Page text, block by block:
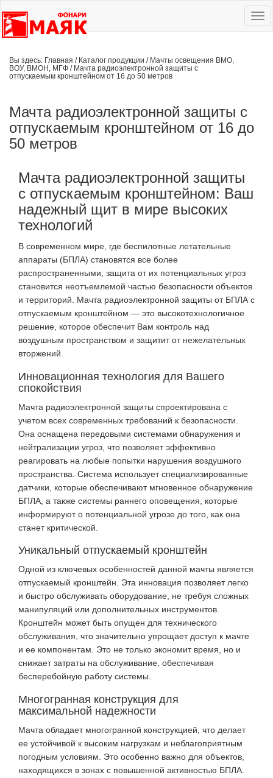
Вы здесь: Главная / Каталог продукции / Мачты освещения ВМО,
ВОУ, ВМОН, МГФ / Мачта радиоэлектронной защиты с
отпускаемым кронштейном от 16 до 50 метров
Мачта радиоэлектронной защиты с
отпускаемым кронштейном от 16 до
50 метров
Мачта радиоэлектронной защиты
с отпускаемым кронштейном: Ваш
надежный щит в мире высоких
технологий
В современном мире, где беспилотные летательные
аппараты (БПЛА) становятся все более
распространенными, защита от их потенциальных угроз
становится неотъемлемой частью безопасности объектов
и территорий. Мачта радиоэлектронной защиты от БПЛА с
отпускаемым кронштейном — это высокотехнологичное
решение, которое обеспечит Вам контроль над
воздушным пространством и защитит от нежелательных
вторжений.
Инновационная технология для Вашего
спокойствия
Мачта радиоэлектронной защиты спроектирована с
учетом всех современных требований к безопасности.
Она оснащена передовыми системами обнаружения и
нейтрализации угроз, что позволяет эффективно
реагировать на любые попытки нарушения воздушного
пространства. Система использует специализированные
датчики, которые обеспечивают мгновенное обнаружение
БПЛА, а также системы раннего оповещения, которые
информируют о потенциальной угрозе до того, как она
станет критической.
Уникальный отпускаемый кронштейн
Одной из ключевых особенностей данной мачты является
отпускаемый кронштейн. Эта инновация позволяет легко
и быстро обслуживать оборудование, не требуя сложных
манипуляций или дополнительных инструментов.
Кронштейн может быть опущен для технического
обслуживания, что значительно упрощает доступ к мачте
и ее компонентам. Это не только экономит время, но и
снижает затраты на обслуживание, обеспечивая
бесперебойную работу системы.
Многогранная конструкция для
максимальной надежности
Мачта обладает многогранной конструкцией, что делает
ее устойчивой к высоким нагрузкам и неблагоприятным
погодным условиям. Это особенно важно для объектов,
находящихся в зонах с повышенной активностью БПЛА.